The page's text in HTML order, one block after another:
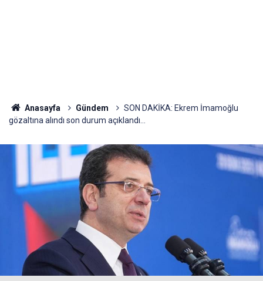
Anasayfa Gündem
SON DAKİKA: Ekrem İmamoğlu
gözaltına alındı son durum açıklandı...